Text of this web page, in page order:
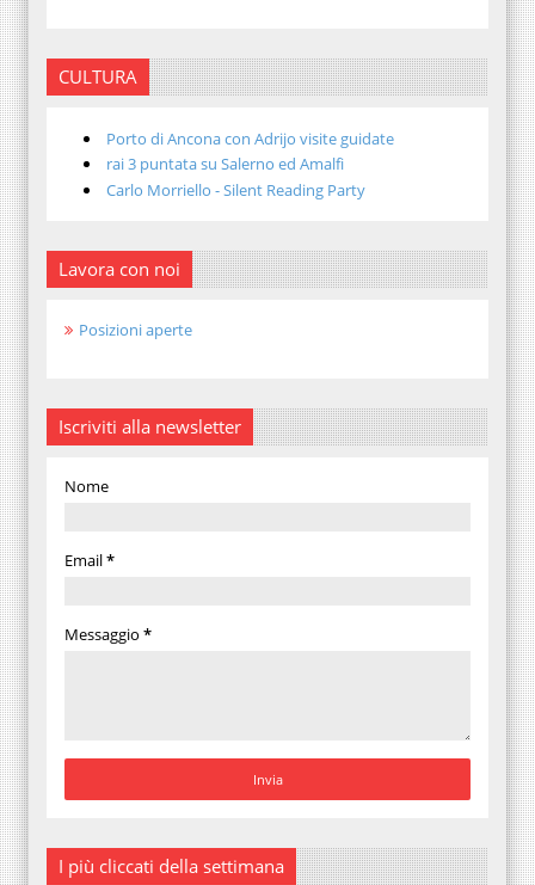
CULTURA
Porto di Ancona con Adrijo visite guidate
rai 3 puntata su Salerno ed Amalfi
Carlo Morriello - Silent Reading Party
Lavora con noi
Posizioni aperte
Iscriviti alla newsletter
Nome
Email*
Messaggio *
I più cliccati della settimana